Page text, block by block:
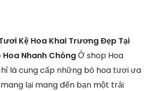
Kệ Hoa Khai Trương Đẹp Tại
Nhanh ChóngỞ shop Hoa
là cung cấp những bó hoa tươi ưa
lại mang đến bạn một trải